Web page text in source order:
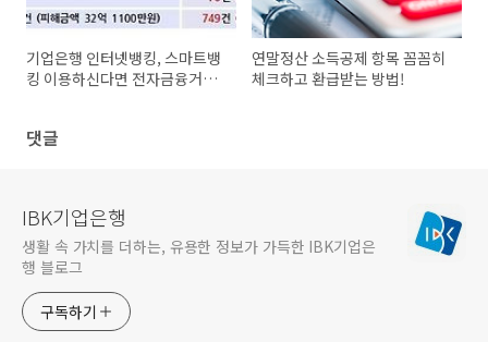
기업은행 인터넷뱅킹, 스마트뱅
킹 이용하신다면 전자금융거래
연말정산 소득공제 항목 꼼꼼히
체크하고 환급받는 방법!
댓글
IBK기업은행
생활 속 가치를 더하는, 유용한 정보가 가득한 IBK기업은
행 블로그
구독하기